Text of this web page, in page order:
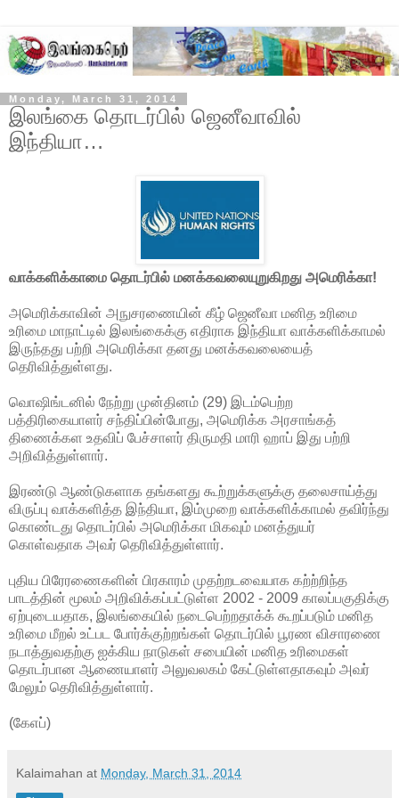
Monday, March 31, 2014
இலங்கை தொடர்பில் ஜெனீவாவில்
இந்தியா…
வாக்களிக்காமை தொடர்பில் மனக்கவலையுறுகிறது அமெரிக்கா!
அமெரிக்காவின் அநுசரணையின் கீழ் ஜெனீவா மனித உரிமை
உரிமை மாநாட்டில் இலங்கைக்கு எதிராக இந்தியா வாக்களிக்காமல்
இருந்தது பற்றி அமெரிக்கா தனது மனக்கவலையைத்
தெரிவித்துள்ளது.
வொஷிங்டனில் நேற்று முன்தினம் (29) இடம்பெற்ற
பத்திரிகையாளர் சந்திப்பின்போது, அமெரிக்க அரசாங்கத்
திணைக்கள உதவிப் பேச்சாளர் திருமதி மாரி ஹாப் இது பற்றி
அறிவித்துள்ளார்.
இரண்டு ஆண்டுகளாக தங்களது கூற்றுக்களுக்கு தலைசாய்த்து
விருப்பு வாக்களித்த இந்தியா, இம்முறை வாக்களிக்காமல் தவிர்ந்து
கொண்டது தொடர்பில் அமெரிக்கா மிகவும் மனத்துயர்
கொள்வதாக அவர் தெரிவித்துள்ளார்.
புதிய பிரேரணைகளின் பிரகாரம் முதற்றடவையாக கற்ற்றிந்த
பாடத்தின் மூலம் அறிவிக்கப்பட்டுள்ள 2002 - 2009 காலப்பகுதிக்கு
ஏற்புடையதாக, இலங்கையில் நடைபெற்றதாக்க் கூறப்படும் மனித
உரிமை மீறல் உட்பட போர்க்குற்றங்கள் தொடர்பில் பூரண விசாரணை
நடாத்துவதற்கு ஐக்கிய நாடுகள் சபையின் மனித உரிமைகள்
தொடர்பான ஆணையாளர் அலுவலகம் கேட்டுள்ளதாகவும் அவர்
மேலும் தெரிவித்துள்ளார்.
(கேஎப்)
Kalaimahan at Monday, March 31, 2014